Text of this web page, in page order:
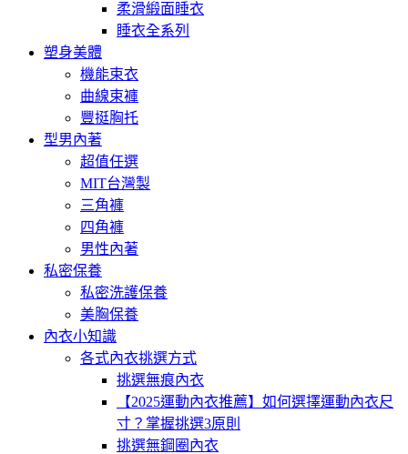
柔滑緞面睡衣
睡衣全系列
塑身美體
機能束衣
曲線束褲
豐挺胸托
型男內著
超值任選
MIT台灣製
三角褲
四角褲
男性內著
私密保養
私密洗護保養
美胸保養
內衣小知識
各式內衣挑選方式
挑選無痕內衣
【2025運動內衣推薦】如何選擇運動內衣尺
寸？掌握挑選3原則
挑選無鋼圈內衣